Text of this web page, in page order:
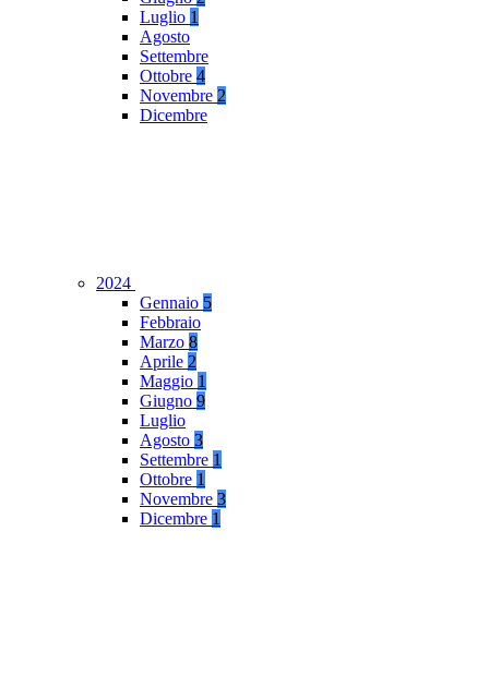
Luglio 1
Agosto
Settembre
Ottobre 4
Novembre 2
Dicembre
2024
Gennaio 5
Febbraio
Marzo 8
Aprile 2
Maggio 1
Giugno 9
Luglio
Agosto 3
Settembre 1
Ottobre 1
Novembre 3
Dicembre 1